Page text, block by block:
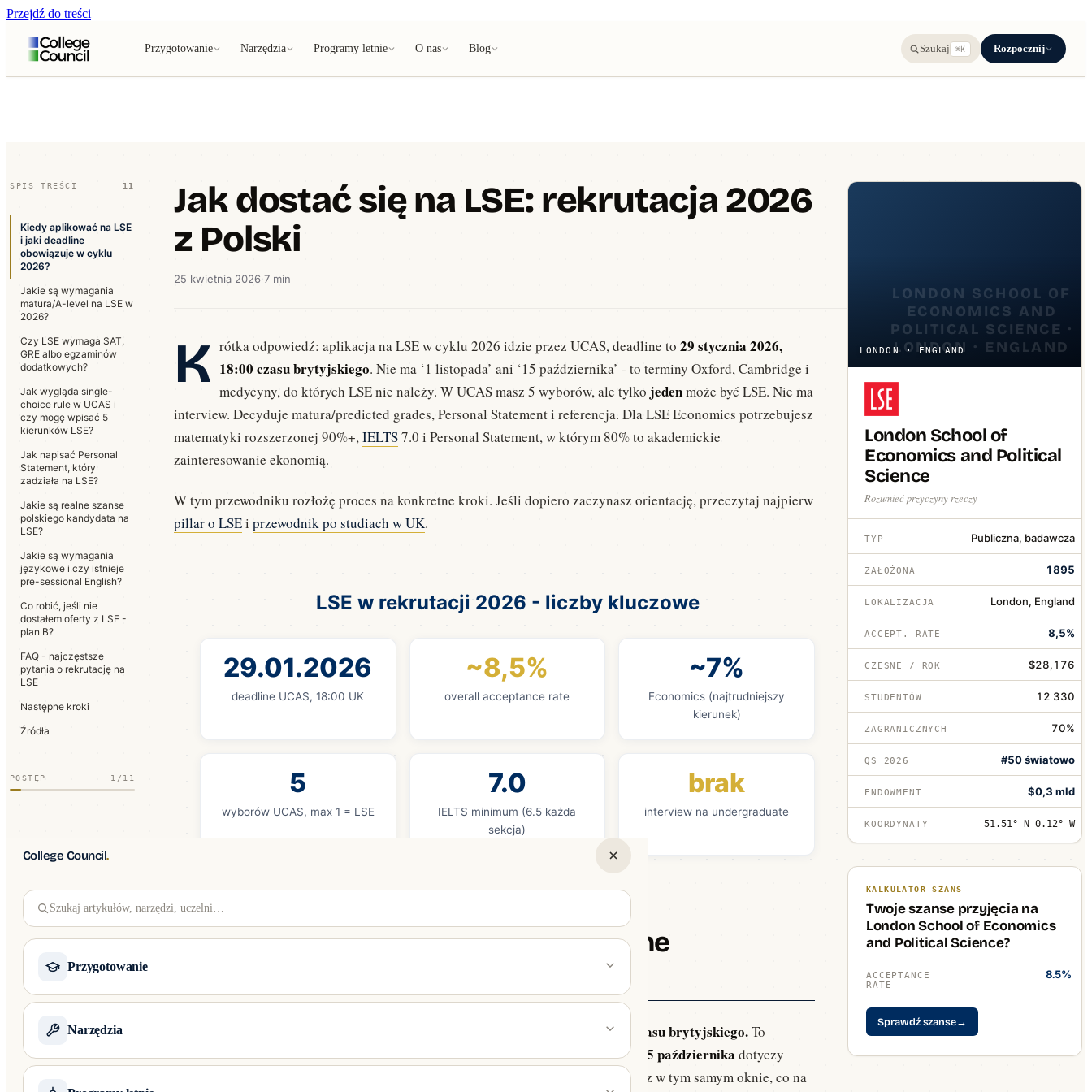
Przejdź do treści
Przygotowanie Narzędzia Programy letnie O nas Blog Szukaj ⌘K Rozpocznij
College Council.
Szukaj artykułów, narzędzi, uczelni…
Przygotowanie
Kompleksowe wsparcie aplikacji na Harvard, Yale, Stanford i Top 50 USA — Common App, SAT, eseje i rozmowy kwalifikacyjne.
Narzędzia
SPIS TREŚCI 11
Kiedy aplikować na LSE
i jaki deadline
obowiązuje w cyklu
2026?
Jakie są wymagania
matura/A-level na LSE w
2026?
Czy LSE wymaga SAT,
GRE albo egzaminów
dodatkowych?
Jak wygląda single-
choice rule w UCAS i
czy mogę wpisać 5
kierunków LSE?
Jak napisać Personal
Statement, który
zadziała na LSE?
Jakie są realne szanse
polskiego kandydata na
LSE?
Jakie są wymagania
językowe i czy istnieje
pre-sessional English?
Co robić, jeśli nie
dostałem oferty z LSE -
plan B?
FAQ - najczęstsze
pytania o rekrutację na
LSE
Następne kroki
Źródła
POSTĘP 1/11
LONDON · ENGLAND
London School of
Economics and Political
Science
Rozumieć przyczyny rzeczy
TYP Publiczna, badawcza
ZAŁOŻONA 1895
LOKALIZACJA London, England
ACCEPT. RATE 8,5%
CZESNE / ROK $28,176
STUDENTÓW 12 330
ZAGRANICZNYCH 70%
QS 2026 #50 światowo
ENDOWMENT $0,3 mld
KOORDYNATY 51.51° N 0.12° W
KALKULATOR SZANS
Twoje szanse przyjęcia na
London School of Economics
and Political Science?
ACCEPTANCE
RATE
8.5%
Sprawdź szanse→
Jak dostać się na LSE: rekrutacja 2026
z Polski
25 kwietnia 2026·7 min
K rótka odpowiedź: aplikacja na LSE w cyklu 2026 idzie przez UCAS, deadline to29 stycznia 2026,
18:00 czasu brytyjskiego. Nie ma ‘1 listopada’ ani ‘15 października’ - to terminy Oxford, Cambridge i
medycyny, do których LSE nie należy. W UCAS masz 5 wyborów, ale tylko jedenmoże być LSE. Nie ma
interview. Decyduje matura/predicted grades, Personal Statement i referencja. Dla LSE Economics potrzebujesz
matematyki rozszerzonej 90%+,IELTS7.0 i Personal Statement, w którym 80% to akademickie
zainteresowanie ekonomią.
W tym przewodniku rozłożę proces na konkretne kroki. Jeśli dopiero zaczynasz orientację, przeczytaj najpierw
pillar o LSEi przewodnik po studiach w UK.
LSE w rekrutacji 2026 - liczby kluczowe
29.01.2026
deadline UCAS, 18:00 UK
~8,5%
overall acceptance rate
~7%
Economics (najtrudniejszy
kierunek)
5
wyborów UCAS, max 1 = LSE
7.0
IELTS minimum (6.5 każda
sekcja)
brak
interview na undergraduate
Kiedy aplikować na LSE i jaki deadline
Deadline aplikacyjny LSE w cyklu 2026 to 29 stycznia 2026 o godzinie 18:00 czasu brytyjskiego.To
standardowy ‘equal consideration’ termin UCAS dla wszystkich kierunków LSE.
15 października dotyczy
wyłącznie Oxford, Cambridge i medycyny - LSE nie należy do tej grupy. Aplikujesz w tym samym oknie, co na